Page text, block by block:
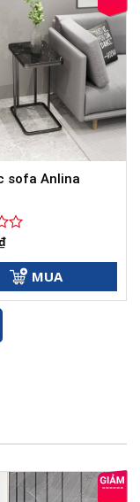
sofa Anlina
MUA